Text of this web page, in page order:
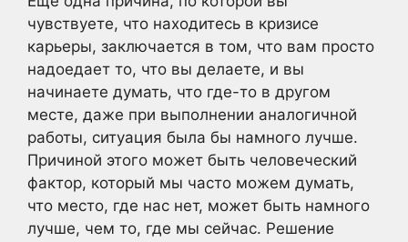
чувствуете, что находитесь в кризисе
карьеры, заключается в том, что вам просто
надоедает то, что вы делаете, и вы
начинаете думать, что где-то в другом
месте, даже при выполнении аналогичной
работы, ситуация была бы намного лучше.
Причиной этого может быть человеческий
фактор, который мы часто можем думать,
что место, где нас нет, может быть намного
лучше, чем то, где мы сейчас. Решение